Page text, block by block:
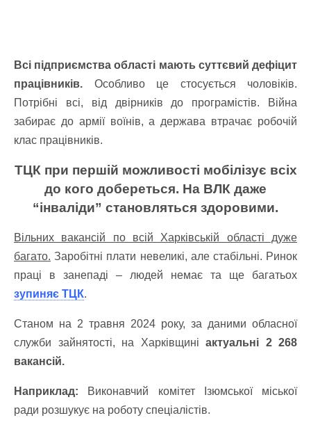
Всі підприємства області мають суттєвий дефіцит
працівників. Особливо це стосується чоловіків.
Потрібні всі, від двірників до програмістів. Війна
забирає до армії воїнів, а держава втрачає робочій
клас працівників.
ТЦК при першій можливості мобілізує всіх
до кого добереться. На ВЛК даже
“інваліди” становляться здоровими.
Вільних вакансій по всій Харківській області дуже
багато. Заробітні плати невеликі, але стабільні. Ринок
праці в занепаді – людей немає та ще багатьох
зупиняє ТЦК.
Станом на 2 травня 2024 року, за даними обласної
служби зайнятості, на Харківщині актуальні 2 268
вакансій.
Наприклад: Виконавчий комітет Ізюмської міської
ради розшукує на роботу спеціалістів.